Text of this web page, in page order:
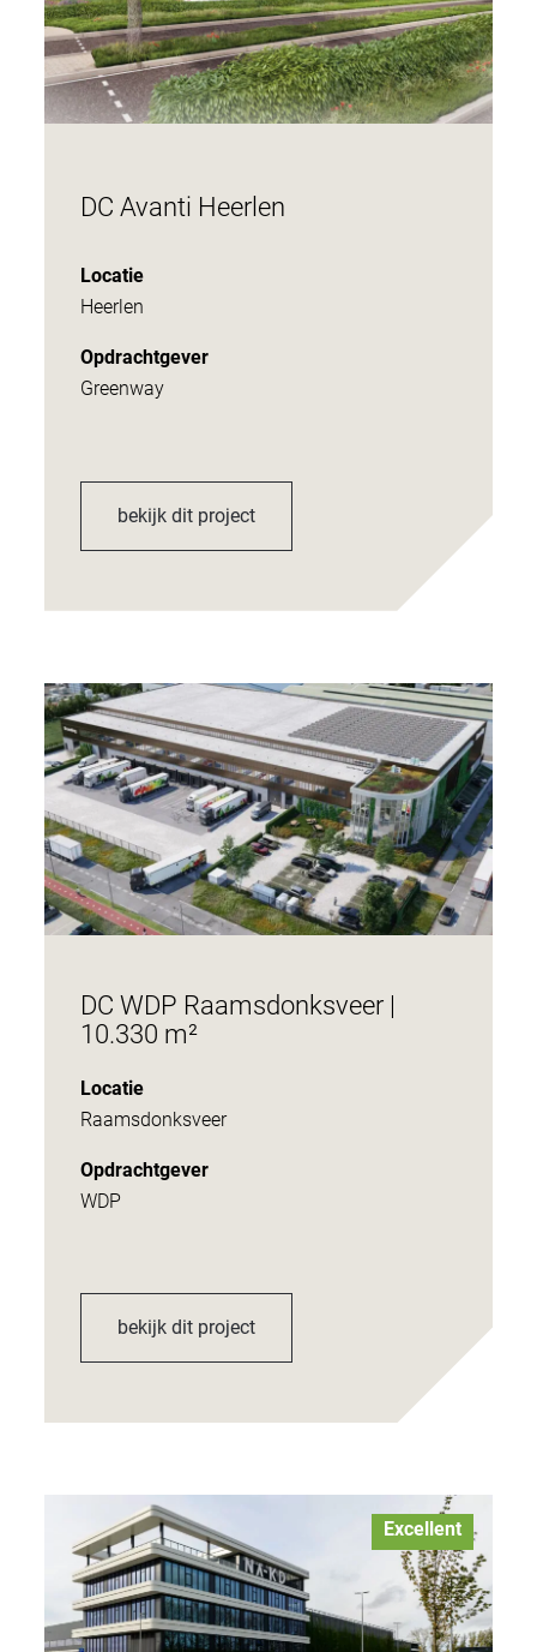
DC Avanti Heerlen
Locatie
Heerlen
Opdrachtgever
Greenway
bekijk dit project
DC WDP Raamsdonksveer |
10.330 m²
Locatie
Raamsdonksveer
Opdrachtgever
WDP
bekijk dit project
Excellent